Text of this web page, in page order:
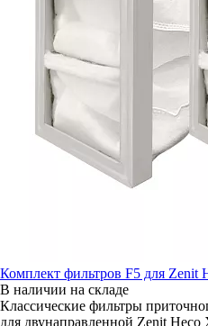
Комплект фильтров F5 для Zenit
В наличии на складе
Классические фильтры
для двунаправленной Zenit Heco